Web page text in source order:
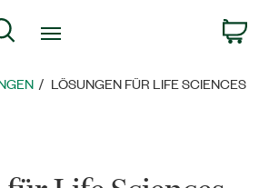
KontoSuche
LÖSUNGEN FÜR LIFE SCIENCES